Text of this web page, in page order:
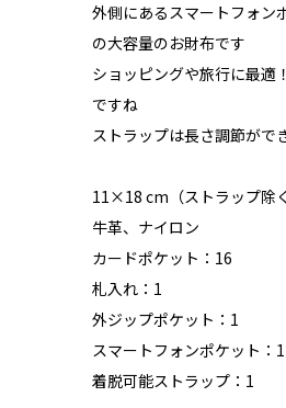
外側にあるスマートフォン
の大容量のお財布です
ショッピングや旅行に最適
ですね
ストラップは長さ調節がで
11×18 cm（ストラップ除く
牛革、ナイロン
カードポケット：16
札入れ：1
外ジップポケット：1
スマートフォンポケット：1
着脱可能ストラップ：1